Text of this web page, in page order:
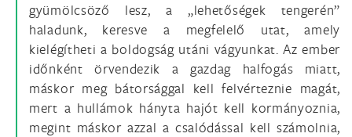
gyümölcsöző lesz, a „lehetőségek tengerén”
haladunk, keresve a megfelelő utat, amely
kielégítheti a boldogság utáni vágyunkat. Az ember
időnként örvendezik a gazdag halfogás miatt,
máskor meg bátorsággal kell felvérteznie magát,
mert a hullámok hányta hajót kell kormányoznia,
megint máskor azzal a csalódással kell számolnia,